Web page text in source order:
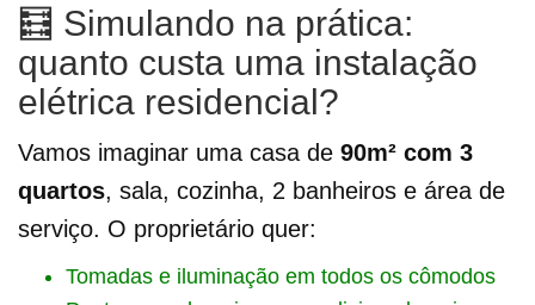
🧮 Simulando na prática:
quanto custa uma instalação
elétrica residencial?
Vamos imaginar uma casa de 90m² com 3
quartos, sala, cozinha, 2 banheiros e área de
serviço. O proprietário quer:
Tomadas e iluminação em todos os cômodos